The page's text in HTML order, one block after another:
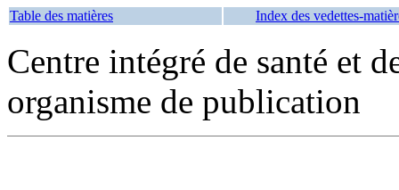
Table des matières Index des vedettes-
Centre intégré de santé et
organisme de publication